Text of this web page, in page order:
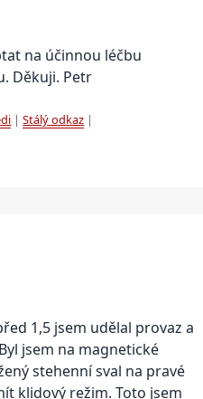
na účinnou léčbu
Děkuji. Petr
|Stálý odkaz |
1,5 jsem udělal provaz a
jsem na magnetické
stehenní sval na pravé
klidový režim. Toto jsem